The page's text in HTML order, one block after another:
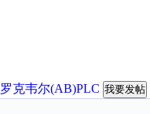
罗克韦尔(AB)PLC 我要发帖